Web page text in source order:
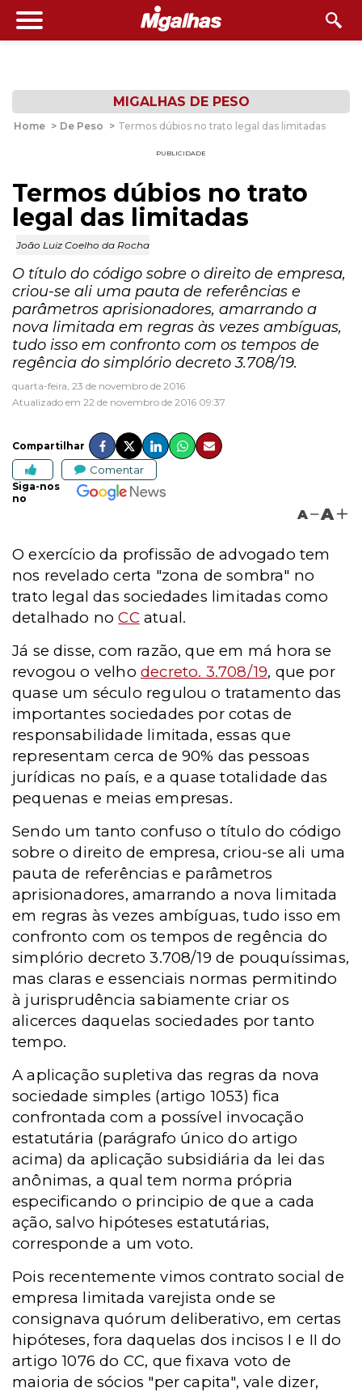
MIGALHAS DE PESO
Home > De Peso > Termos dúbios no trato legal das limitadas
PUBLICIDADE
Termos dúbios no trato
legal das limitadas
João Luiz Coelho da Rocha
O título do código sobre o direito de empresa,
criou-se ali uma pauta de referências e
parâmetros aprisionadores, amarrando a
nova limitada em regras às vezes ambíguas,
tudo isso em confronto com os tempos de
regência do simplório decreto 3.708/19.
quarta-feira, 23 de novembro de 2016
Atualizado em 22 de novembro de 2016 09:37
Compartilhar
Comentar
Siga-nos
no
A A
O exercício da profissão de advogado tem
nos revelado certa "zona de sombra" no
trato legal das sociedades limitadas como
detalhado noCC atual.
Já se disse, com razão, que em má hora se
revogou o velho decreto. 3.708/19, que por
quase um século regulou o tratamento das
importantes sociedades por cotas de
responsabilidade limitada, essas que
representam cerca de 90% das pessoas
jurídicas no país, e a quase totalidade das
pequenas e meias empresas.
Sendo um tanto confuso o título do código
sobre o direito de empresa, criou-se ali uma
pauta de referências e parâmetros
aprisionadores, amarrando a nova limitada
em regras às vezes ambíguas, tudo isso em
confronto com os tempos de regência do
simplório decreto 3.708/19 de pouquíssimas,
mas claras e essenciais normas permitindo
à jurisprudência sabiamente criar os
alicerces daquelas sociedades por tanto
tempo.
A aplicação supletiva das regras da nova
sociedade simples (artigo 1053) fica
confrontada com a possível invocação
estatutária (parágrafo único do artigo
acima) da aplicação subsidiária da lei das
anônimas, a qual tem norma própria
especificando o principio de que a cada
ação, salvo hipóteses estatutárias,
corresponde a um voto.
Pois recentemente vimos contrato social de
empresa limitada varejista onde se
consignava quórum deliberativo, em certas
hipóteses, fora daquelas dos incisos I e II do
artigo 1076 do CC, que fixava voto de
maioria de sócios "per capita", vale dizer,